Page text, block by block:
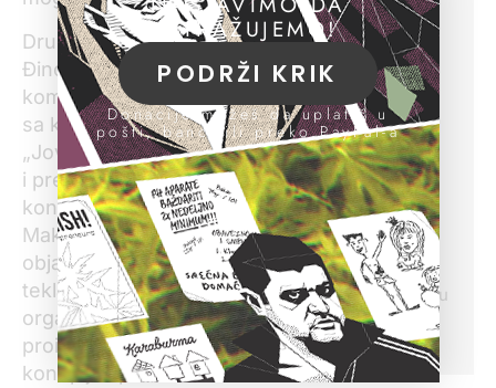
kilograma marihuane,
za koju tužilac veruje
da je proizvedena na
imanju „Jovanjice“.
Nakon hapšenja
Poznana, Koluvija i
njegovi saradnici iz
bezbednosnih službi
uspaničili su se da će
ih ocinkariti i otkriti
čime se bave, zbog
čega su ga, kako tvrdi
tužilaštvo, posećivali u
pritvoru.Više
pročitajte ovde
Drugi svedok Nebojša
Đinović, direktor
kompanije „Superior“
sa kojom je
„Jovanjica“ sarađivala
i preko koje je izvozila
konoplju u Severnu
Makedoniju
objašnjavao je kako je
tekla njihova saradnja i
organizacija oko
proizvodnje semena
konoplje i potom
ISTRAŽUJEMO!
PODRŽI KRIK
Donacije možeš da uplatiš u
pošti, banci ili preko PayPal-a